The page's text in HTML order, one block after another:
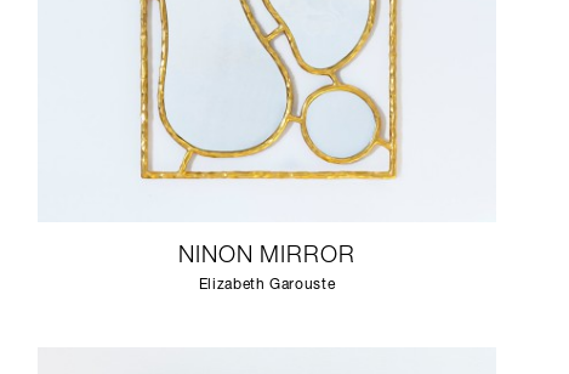
NINON MIRROR
Elizabeth Garouste